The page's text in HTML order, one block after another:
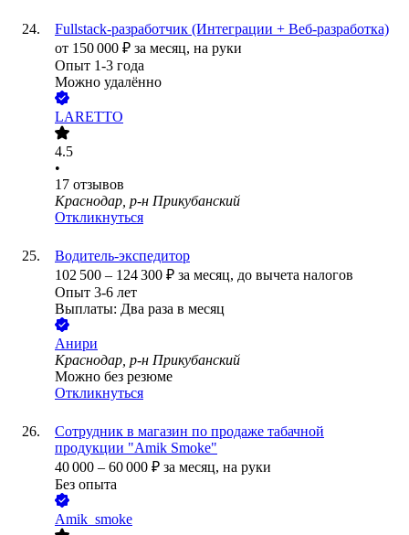
Fullstack-разработчик (Интеграции + Веб-разработка)
от 150 000 ₽ за месяц, на руки
Опыт 1-3 года
Можно удалённо
LARETTO
4.5
•
17 отзывов
Краснодар, р-н Прикубанский
Откликнуться
Водитель-экспедитор
102 500 – 124 300 ₽ за месяц, до вычета налогов
Опыт 3-6 лет
Выплаты: Два раза в месяц
Анири
Краснодар, р-н Прикубанский
Можно без резюме
Откликнуться
Сотрудник в магазин по продаже табачной
продукции "Amik Smoke"
40 000 – 60 000 ₽ за месяц, на руки
Без опыта
Amik_smoke